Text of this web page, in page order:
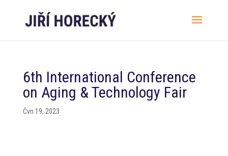
6th International Conference
on Aging & Technology Fair
Čvn 19, 2023